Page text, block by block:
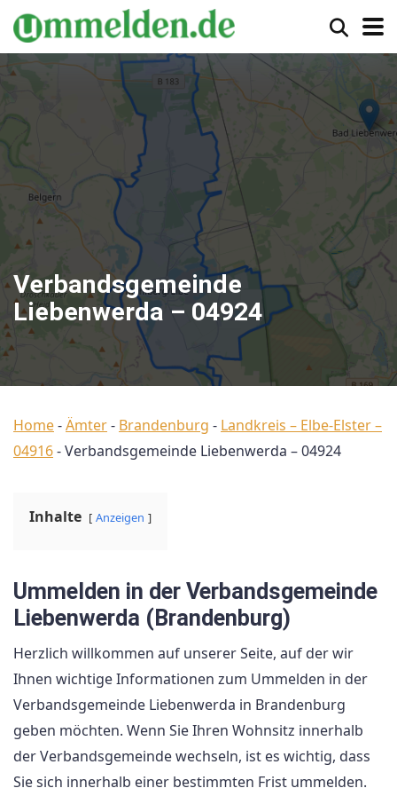
Verbandsgemeinde
Liebenwerda – 04924
Home-Ämter- Brandenburg - Landkreis – Elbe-Elster –
04916-Verbandsgemeinde Liebenwerda – 04924
Inhalte Anzeigen
Ummelden in der Verbandsgemeinde
Liebenwerda (Brandenburg)
Herzlich willkommen auf unserer Seite, auf der wir
Ihnen wichtige Informationen zum Ummelden in der
Verbandsgemeinde Liebenwerda in Brandenburg
geben möchten. Wenn Sie Ihren Wohnsitz innerhalb
der Verbandsgemeinde wechseln, ist es wichtig, dass
Sie sich innerhalb einer bestimmten Frist ummelden.